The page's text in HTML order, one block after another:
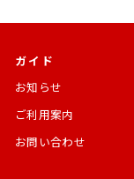
ガイド
お知らせ
ご利用案内
お問い合わせ